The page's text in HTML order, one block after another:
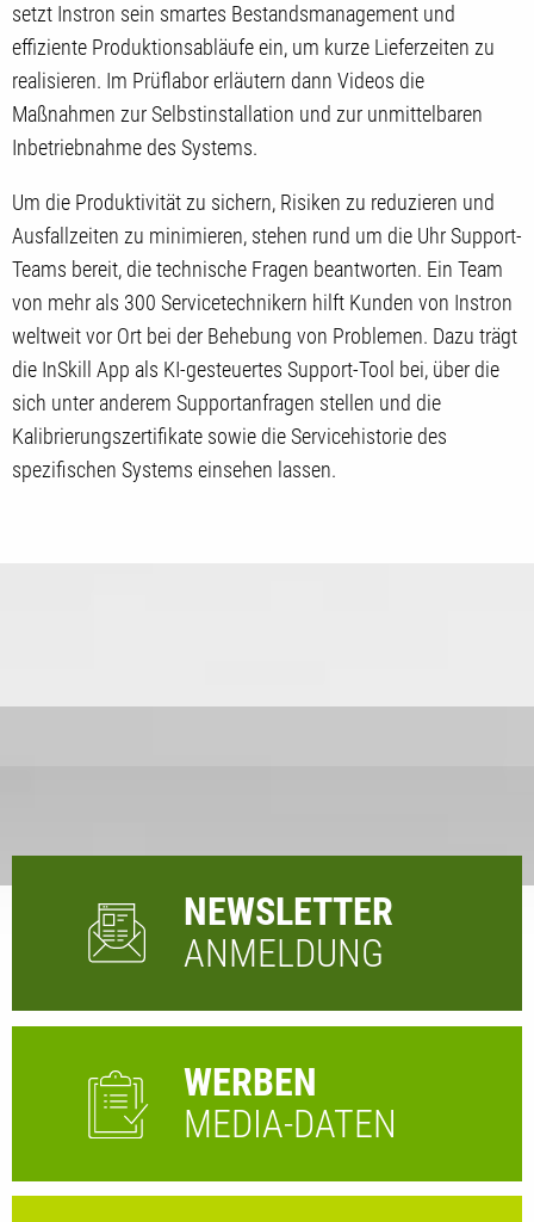
setzt Instron sein smartes Bestandsmanagement und
effiziente Produktionsabläufe ein, um kurze Lieferzeiten zu
realisieren. Im Prüflabor erläutern dann Videos die
Maßnahmen zur Selbstinstallation und zur unmittelbaren
Inbetriebnahme des Systems.
Um die Produktivität zu sichern, Risiken zu reduzieren und
Ausfallzeiten zu minimieren, stehen rund um die Uhr Support-
Teams bereit, die technische Fragen beantworten. Ein Team
von mehr als 300 Servicetechnikern hilft Kunden von Instron
weltweit vor Ort bei der Behebung von Problemen. Dazu trägt
die InSkill App als KI-gesteuertes Support-Tool bei, über die
sich unter anderem Supportanfragen stellen und die
Kalibrierungszertifikate sowie die Servicehistorie des
spezifischen Systems einsehen lassen.
NEWSLETTER
ANMELDUNG
WERBEN
MEDIA-DATEN